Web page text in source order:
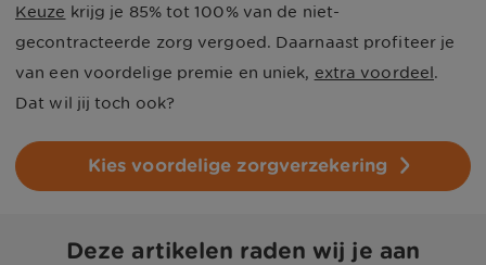
Keuze krijg je 85% tot 100% van de niet-
gecontracteerde zorg vergoed. Daarnaast profiteer je
van een voordelige premie en uniek, extra voordeel .
Dat wil jij toch ook?
Kies voordelige zorgverzekering
Deze artikelen raden wij je aan